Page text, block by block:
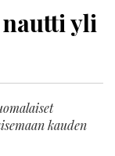
yli
kauden